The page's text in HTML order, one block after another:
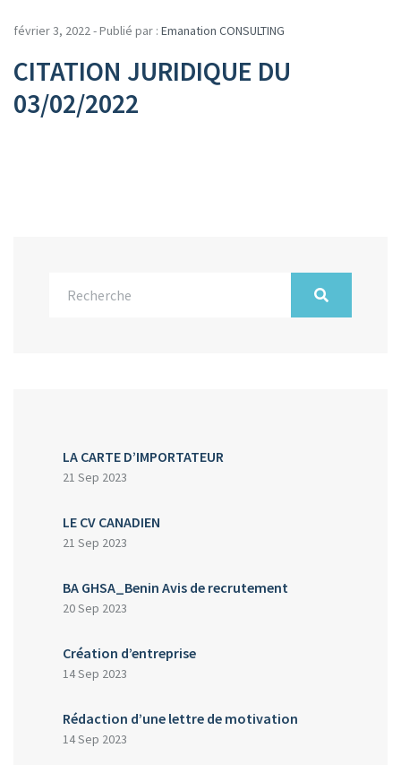
février 3, 2022 - Publié par : Emanation CONSULTING
CITATION JURIDIQUE DU
03/02/2022
LA CARTE D’IMPORTATEUR
21 Sep 2023
LE CV CANADIEN
21 Sep 2023
BA GHSA_Benin Avis de recrutement
20 Sep 2023
Création d’entreprise
14 Sep 2023
Rédaction d’une lettre de motivation
14 Sep 2023